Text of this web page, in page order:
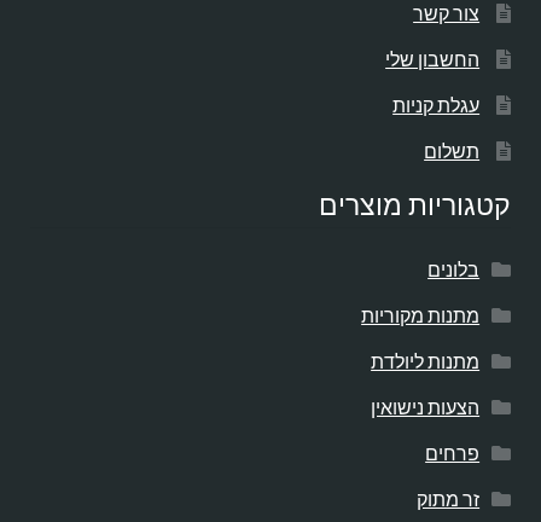
צור קשר
החשבון שלי
עגלת קניות
תשלום
קטגוריות מוצרים
בלונים
מתנות מקוריות
מתנות ליולדת
הצעות נישואין
פרחים
זר מתוק